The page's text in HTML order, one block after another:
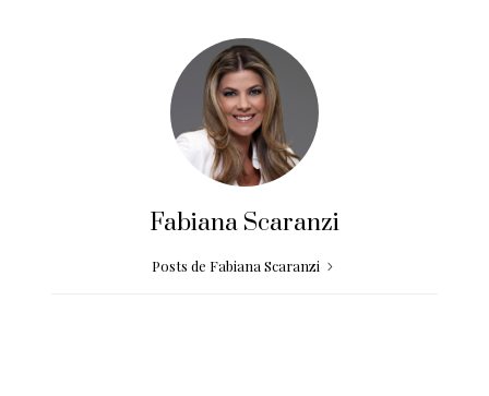
Fabiana Scaranzi
Posts de Fabiana Scaranzi